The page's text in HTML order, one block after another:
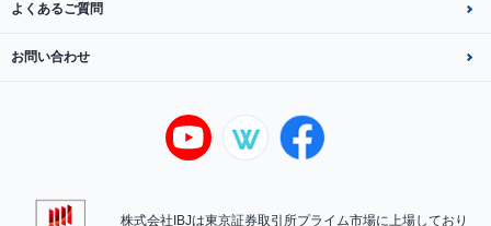
よくあるご質問
お問い合わせ
株式会社IBJは東京証券取引所プライム市場に上場しており